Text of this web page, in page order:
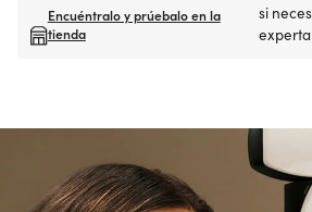
Encuéntralo y prúebalo en la
tienda
si
experta